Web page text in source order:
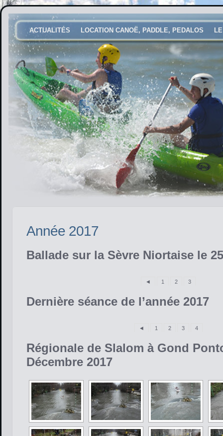
ACTUALITÉS LOCATION CANOË, PADDLE, PEDALOS
Année 2017
Ballade sur la Sèvre Niortaise le
◄ 1 2 3
Dernière séance de l’année 2017
◄ 1 2 3 4
Régionale de Slalom à Gond
Décembre 2017